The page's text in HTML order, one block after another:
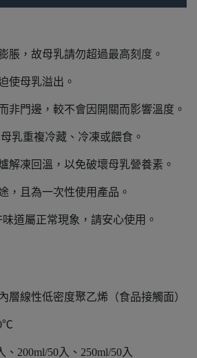
脹，故母乳請勿超過最高刻度。
使母乳溢出。
非門邊，較不會因開關而影響溫度。
乳重複冷藏、冷凍或餵食。
解凍回溫，以免破壞母乳營養素。
，且為一次性使用產品。
道屬正常現象，請安心使用。
層線性低密度聚乙烯（食品接觸面）
200ml/50入、250ml/50入